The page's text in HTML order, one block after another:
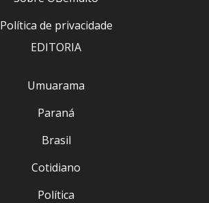
Política de privacidade
EDITORIA
Umuarama
Paraná
Brasil
Cotidiano
Política